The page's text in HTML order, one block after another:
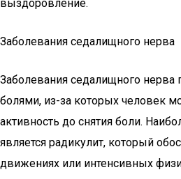
выздоровление.
Заболевания седалищного нерва
Заболевания седалищного
болями, из-за которых человек
активность до снятия боли.
является радикулит, который
движениях или интенсивных